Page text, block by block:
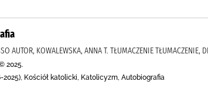
AUTOR, KOWALEWSKA, ANNA T. TŁUMACZENIE TŁUMACZENIE,
2025.
2025), Kościół katolicki, Katolicyzm, Autobiografia